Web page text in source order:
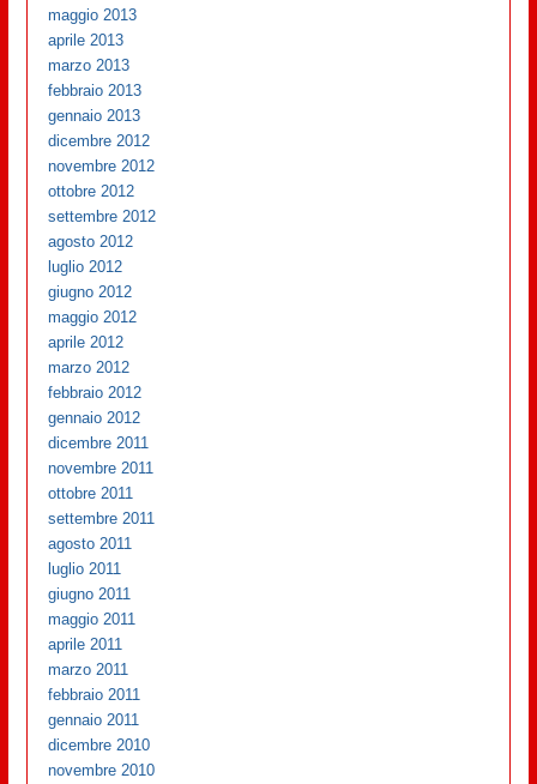
maggio 2013
aprile 2013
marzo 2013
febbraio 2013
gennaio 2013
dicembre 2012
novembre 2012
ottobre 2012
settembre 2012
agosto 2012
luglio 2012
giugno 2012
maggio 2012
aprile 2012
marzo 2012
febbraio 2012
gennaio 2012
dicembre 2011
novembre 2011
ottobre 2011
settembre 2011
agosto 2011
luglio 2011
giugno 2011
maggio 2011
aprile 2011
marzo 2011
febbraio 2011
gennaio 2011
dicembre 2010
novembre 2010